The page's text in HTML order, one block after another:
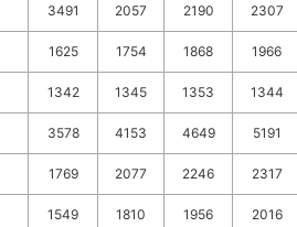
3491 2057 2190 2307
1625 1754 1868 1966
1342 1345 1353 1344
3578 4153 4649 5191
1769 2077 2246 2317
1549 1810 1956 2016